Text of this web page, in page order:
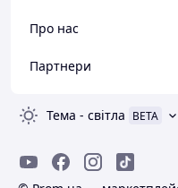
Про нас
Партнери
Тема - світла BETA